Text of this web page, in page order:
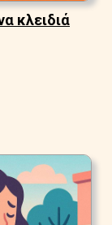
κλειδιά